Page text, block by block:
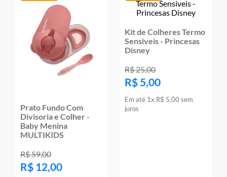
Prato Fundo Com
Divisoria e Colher -
Baby Menina
MULTIKIDS
R$59,00
R$ 12,00
Kit de Colheres Termo
Sensiveis - Princesas
Disney
R$25,00
R$ 5,00
Em até 1x R$ 5,00 sem
juros